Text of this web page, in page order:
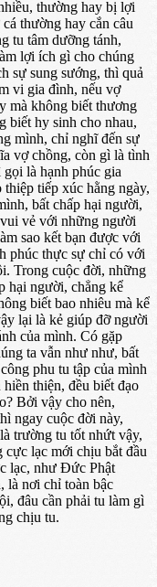
thường hay bị lợi
thường hay cắn câu
tu tâm dưỡng tánh,
lợi ích gì cho chúng
sự sung sướng, thì quả
vi gia đình, nếu vợ
mà không biết thương
biết hy sinh cho nhau,
mình, chỉ nghĩ đến sự
vợ chồng, còn gì là tình
là hạnh phúc gia
tiếp xúc hằng ngày,
bất chấp hại người,
vẻ với những người
sao kết bạn được với
phúc thực sự chỉ có với
Trong cuộc đời, những
hại người, chẳng kể
biết bao nhiêu mà kể
lại là kẻ giúp đỡ người
của mình. Có gặp
ta vẫn như như, bất
phu tu tập của mình
thiện, đều biết đạo
Bởi vậy cho nên,
ngay cuộc đời này,
trường tu tốt nhứt vậy,
lạc mới chịu bắt đầu
lạc, như Đức Phật
nơi chỉ toàn bậc
đâu cần phải tu làm gì
chịu tu.